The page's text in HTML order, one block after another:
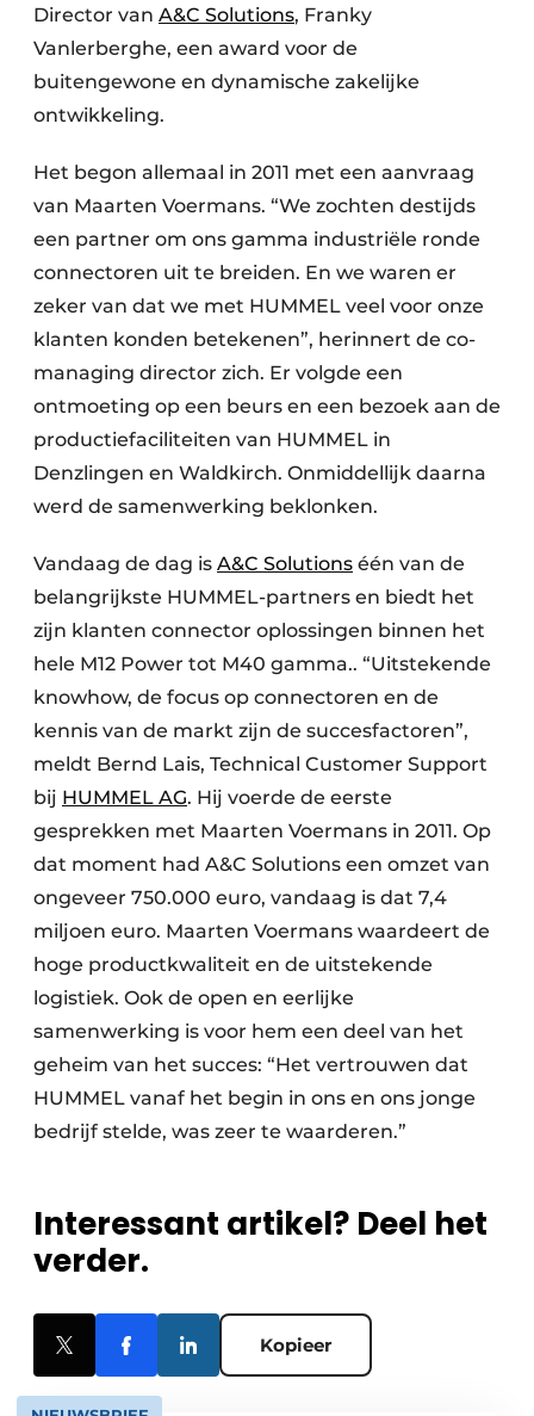
Director van A&C Solutions, Franky
Vanlerberghe, een award voor de
buitengewone en dynamische zakelijke
ontwikkeling.
Het begon allemaal in 2011 met een aanvraag
van Maarten Voermans. “We zochten destijds
een partner om ons gamma industriële ronde
connectoren uit te breiden. En we waren er
zeker van dat we met HUMMEL veel voor onze
klanten konden betekenen”, herinnert de co-
managing director zich. Er volgde een
ontmoeting op een beurs en een bezoek aan de
productiefaciliteiten van HUMMEL in
Denzlingen en Waldkirch. Onmiddellijk daarna
werd de samenwerking beklonken.
Vandaag de dag is A&C Solutions één van de
belangrijkste HUMMEL-partners en biedt het
zijn klanten connector oplossingen binnen het
hele M12 Power tot M40 gamma.. “Uitstekende
knowhow, de focus op connectoren en de
kennis van de markt zijn de succesfactoren”,
meldt Bernd Lais, Technical Customer Support
bij HUMMEL AG. Hij voerde de eerste
gesprekken met Maarten Voermans in 2011. Op
dat moment had A&C Solutions een omzet van
ongeveer 750.000 euro, vandaag is dat 7,4
miljoen euro. Maarten Voermans waardeert de
hoge productkwaliteit en de uitstekende
logistiek. Ook de open en eerlijke
samenwerking is voor hem een deel van het
geheim van het succes: “Het vertrouwen dat
HUMMEL vanaf het begin in ons en ons jonge
bedrijf stelde, was zeer te waarderen.”
Interessant artikel? Deel het
verder.
Kopieer